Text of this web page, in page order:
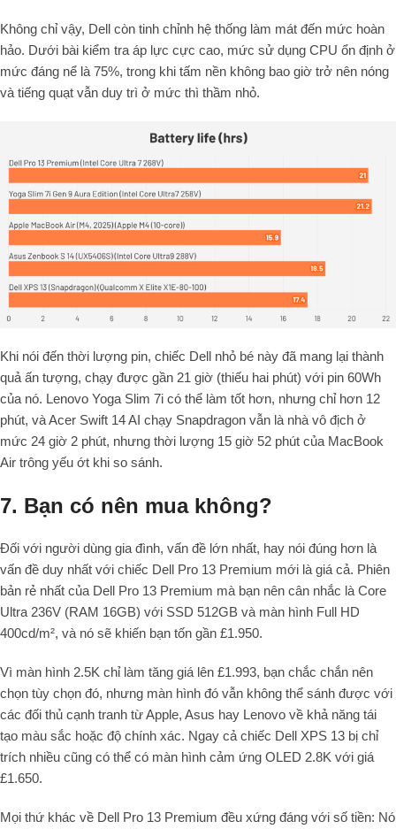
Không chỉ vậy, Dell còn tinh chỉnh hệ thống làm mát đến mức hoàn
hảo. Dưới bài kiểm tra áp lực cực cao, mức sử dụng CPU ổn định ở
mức đáng nể là 75%, trong khi tấm nền không bao giờ trở nên nóng
và tiếng quạt vẫn duy trì ở mức thì thầm nhỏ.
Khi nói đến thời lượng pin, chiếc Dell nhỏ bé này đã mang lại thành
quả ấn tượng, chạy được gần 21 giờ (thiếu hai phút) với pin 60Wh
của nó. Lenovo Yoga Slim 7i có thể làm tốt hơn, nhưng chỉ hơn 12
phút, và Acer Swift 14 AI chạy Snapdragon vẫn là nhà vô địch ở
mức 24 giờ 2 phút, nhưng thời lượng 15 giờ 52 phút của MacBook
Air trông yếu ớt khi so sánh.
7. Bạn có nên mua không?
Đối với người dùng gia đình, vấn đề lớn nhất, hay nói đúng hơn là
vấn đề duy nhất với chiếc Dell Pro 13 Premium mới là giá cả. Phiên
bản rẻ nhất của Dell Pro 13 Premium mà bạn nên cân nhắc là Core
Ultra 236V (RAM 16GB) với SSD 512GB và màn hình Full HD
400cd/m², và nó sẽ khiến bạn tốn gần £1.950.
Vì màn hình 2.5K chỉ làm tăng giá lên £1.993, bạn chắc chắn nên
chọn tùy chọn đó, nhưng màn hình đó vẫn không thể sánh được với
các đối thủ cạnh tranh từ Apple, Asus hay Lenovo về khả năng tái
tạo màu sắc hoặc độ chính xác. Ngay cả chiếc Dell XPS 13 bị chỉ
trích nhiều cũng có thể có màn hình cảm ứng OLED 2.8K với giá
£1.650.
Mọi thứ khác về Dell Pro 13 Premium đều xứng đáng với số tiền: Nó